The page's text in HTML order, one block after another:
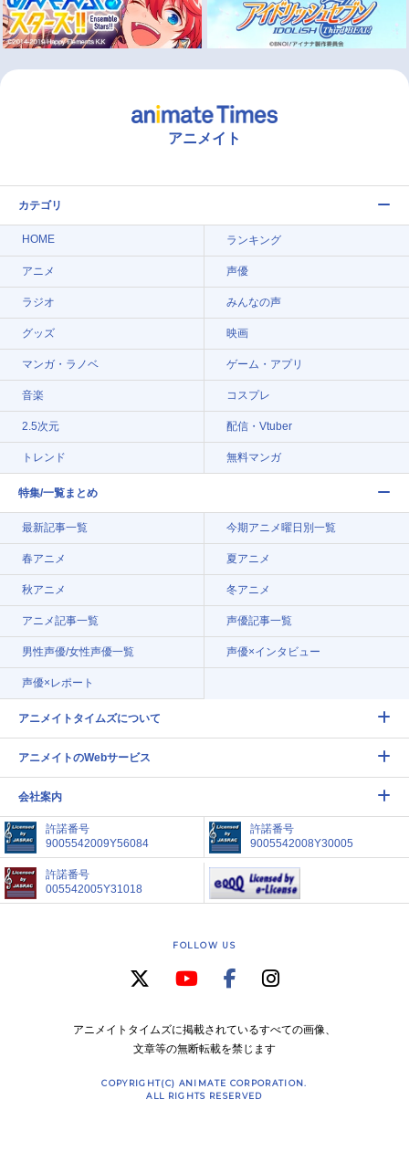
アニメイト
カテゴリ
HOME ランキング
アニメ 声優
ラジオ みんなの声
グッズ 映画
マンガ・ラノベ ゲーム・アプリ
音楽 コスプレ
2.5次元 配信・Vtuber
トレンド 無料マンガ
特集/一覧まとめ
最新記事一覧 今期アニメ曜日別一覧
春アニメ 夏アニメ
秋アニメ 冬アニメ
アニメ記事一覧 声優記事一覧
男性声優/女性声優一覧 声優×インタビュー
声優×レポート
アニメイトタイムズについて
アニメイトのWebサービス
会社案内
許諾番号
9005542009Y56084
許諾番号
9005542008Y30005
許諾番号
005542005Y31018
FOLLOW US
アニメイトタイムズに掲載されているすべての画像、
文章等の無断転載を禁じます
COPYRIGHT(C) ANIMATE CORPORATION.
ALL RIGHTS RESERVED